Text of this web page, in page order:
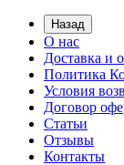
Назад
О нас
Доставка и
Политика
Условия
Договор
Статьи
Отзывы
Контакты